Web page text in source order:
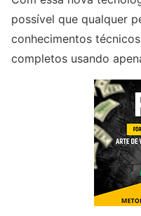
possível que qualquer
conhecimentos
completos usando